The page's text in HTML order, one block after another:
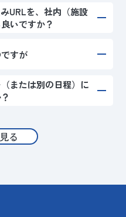
URLを、社内（施設
いですか？
すが
または別の日程）に
る